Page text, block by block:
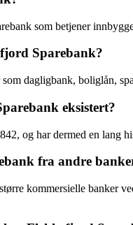
som betjener
Sparebank?
dagligbank, boliglån,
eksistert?
og har dermed en lang
fra andre
kommersielle banker